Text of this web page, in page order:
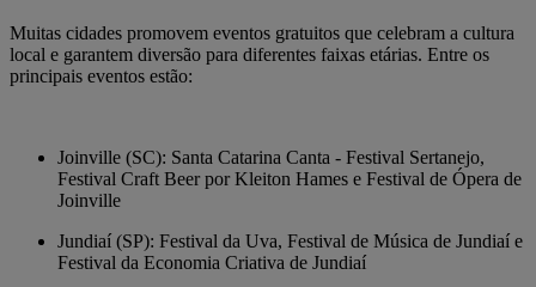
Muitas cidades promovem eventos gratuitos que celebram a cultura
local e garantem diversão para diferentes faixas etárias. Entre os
principais eventos estão:
Joinville (SC): Santa Catarina Canta - Festival Sertanejo,
Festival Craft Beer por Kleiton Hames e Festival de Ópera de
Joinville
Jundiaí (SP): Festival da Uva, Festival de Música de Jundiaí e
Festival da Economia Criativa de Jundiaí